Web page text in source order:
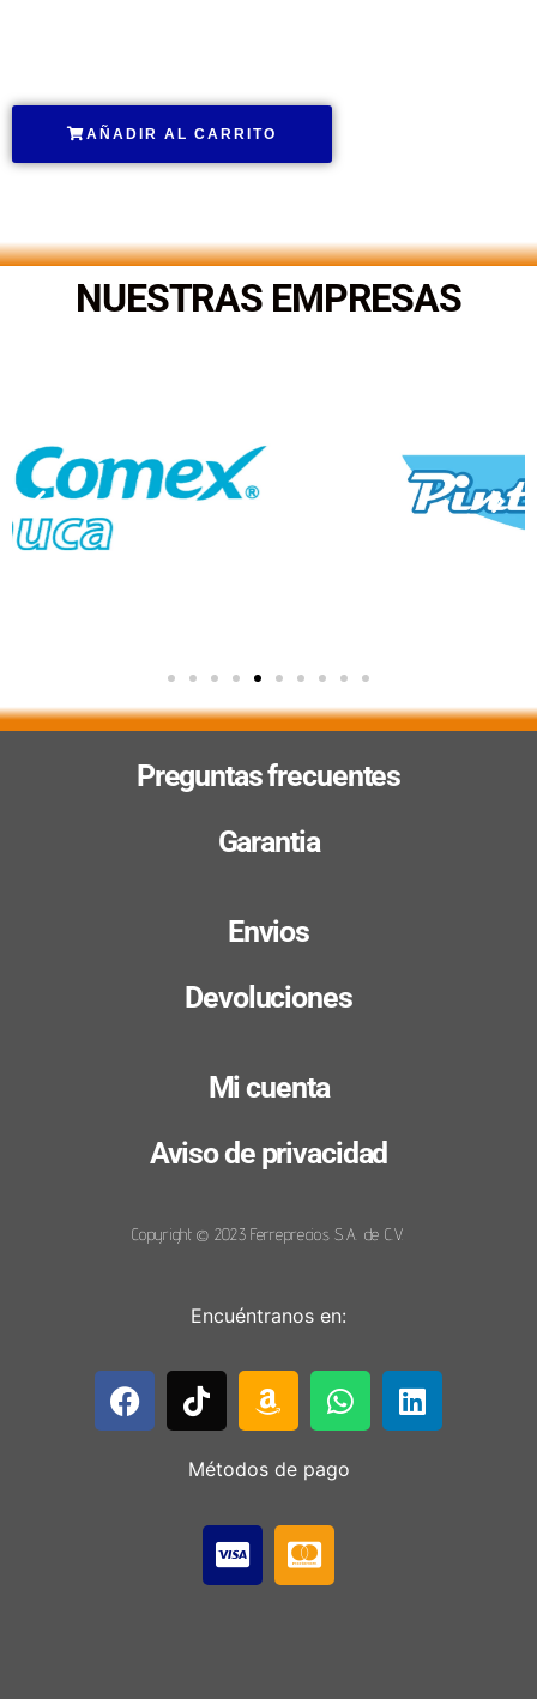
AÑADIR AL CARRITO
NUESTRAS EMPRESAS
Preguntas frecuentes
Garantia
Envios
Devoluciones
Mi cuenta
Aviso de privacidad
Copyright © 2023 Ferreprecios S.A. de C.V.
Encuéntranos en:
Métodos de pago